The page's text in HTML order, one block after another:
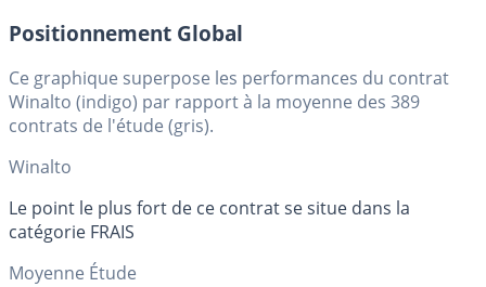
Positionnement Global
Ce graphique superpose les performances du contrat
Winalto (indigo) par rapport à la moyenne des 389
contrats de l'étude (gris).
Winalto
Le point le plus fort de ce contrat se situe dans la
catégorie FRAIS
Moyenne Étude